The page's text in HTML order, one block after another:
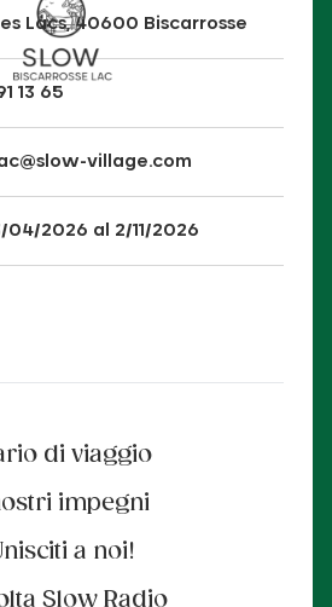
Lacs, 40600 Biscarrosse
13 65
village.com
2026 al 2/11/2026
di viaggio
impegni
a noi!
Slow Radio